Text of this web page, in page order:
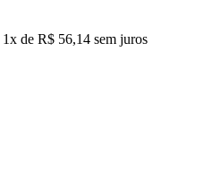
1x de R$ 56,14 sem juros